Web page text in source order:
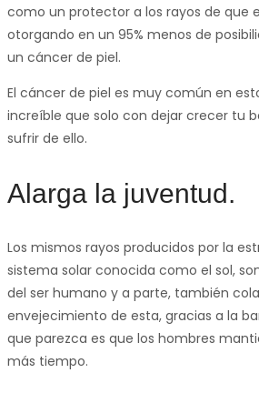
como un protector a los rayos de que
otorgando en un 95% menos de
un cáncer de piel.
El cáncer de piel es muy común en
increíble que solo con dejar crecer tu
sufrir de ello.
Alarga la juventud.
Los mismos rayos producidos por la
sistema solar conocida como el sol,
del ser humano y a parte, también
envejecimiento de esta, gracias a la
que parezca es que los hombres
más tiempo.